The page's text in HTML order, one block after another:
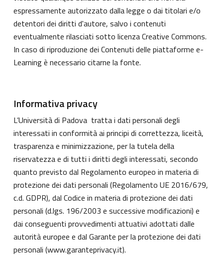
espressamente autorizzato dalla legge o dai titolari e/o
detentori dei diritti d'autore, salvo i contenuti
eventualmente rilasciati sotto licenza Creative Commons.
In caso di riproduzione dei Contenuti delle piattaforme e-
Learning è necessario citarne la fonte.
Informativa privacy
L’Università di Padova tratta i dati personali degli
interessati in conformità ai principi di correttezza, liceità,
trasparenza e minimizzazione, per la tutela della
riservatezza e di tutti i diritti degli interessati, secondo
quanto previsto dal Regolamento europeo in materia di
protezione dei dati personali (Regolamento UE 2016/679,
c.d. GDPR), dal Codice in materia di protezione dei dati
personali (d.lgs. 196/2003 e successive modificazioni) e
dai conseguenti provvedimenti attuativi adottati dalle
autorità europee e dal Garante per la protezione dei dati
personali (www.garanteprivacy.it).